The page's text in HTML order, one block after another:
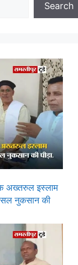
Search
अख्तरुल इस्लाम
नुकसान की